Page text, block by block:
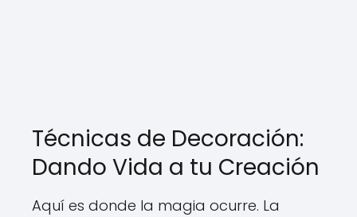
Técnicas de Decoración:
Dando Vida a tu Creación
Aquí es donde la magia ocurre. La